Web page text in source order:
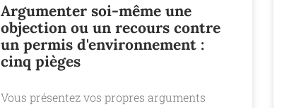
Argumenter soi-même une
objection ou un recours contre
un permis d'environnement :
cinq pièges
Vous présentez vos propres arguments